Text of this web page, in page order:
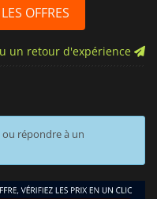
OFFRES
un retour d'expérience
répondre à un